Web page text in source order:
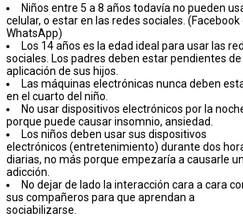
Niños entre 5 a 8 años todavía no pueden
celular, o estar en las redes sociales. (Facebook
WhatsApp)
Los 14 años es la edad ideal para usar las
sociales. Los padres deben estar pendientes de
aplicación de sus hijos.
Las máquinas electrónicas nunca deben
en el cuarto del niño.
No usar dispositivos electrónicos por la
porque puede causar insomnio, ansiedad.
Los niños deben usar sus dispositivos
electrónicos (entretenimiento) durante dos
diarias, no más porque empezaría a causarle
adicción.
No dejar de lado la interacción cara a cara
sus compañeros para que aprendan a
sociabilizarse.